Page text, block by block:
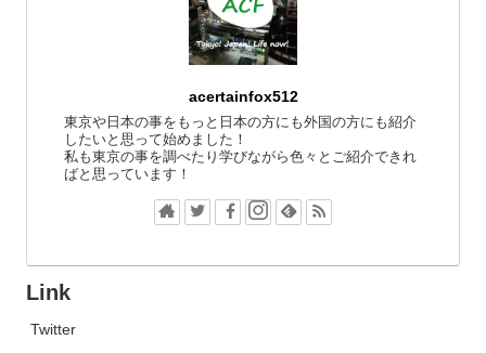
acertainfox512
東京や日本の事をもっと日本の方にも外国の方にも紹介
したいと思って始めました！
私も東京の事を調べたり学びながら色々とご紹介できれ
ばと思っています！
Link
Twitter